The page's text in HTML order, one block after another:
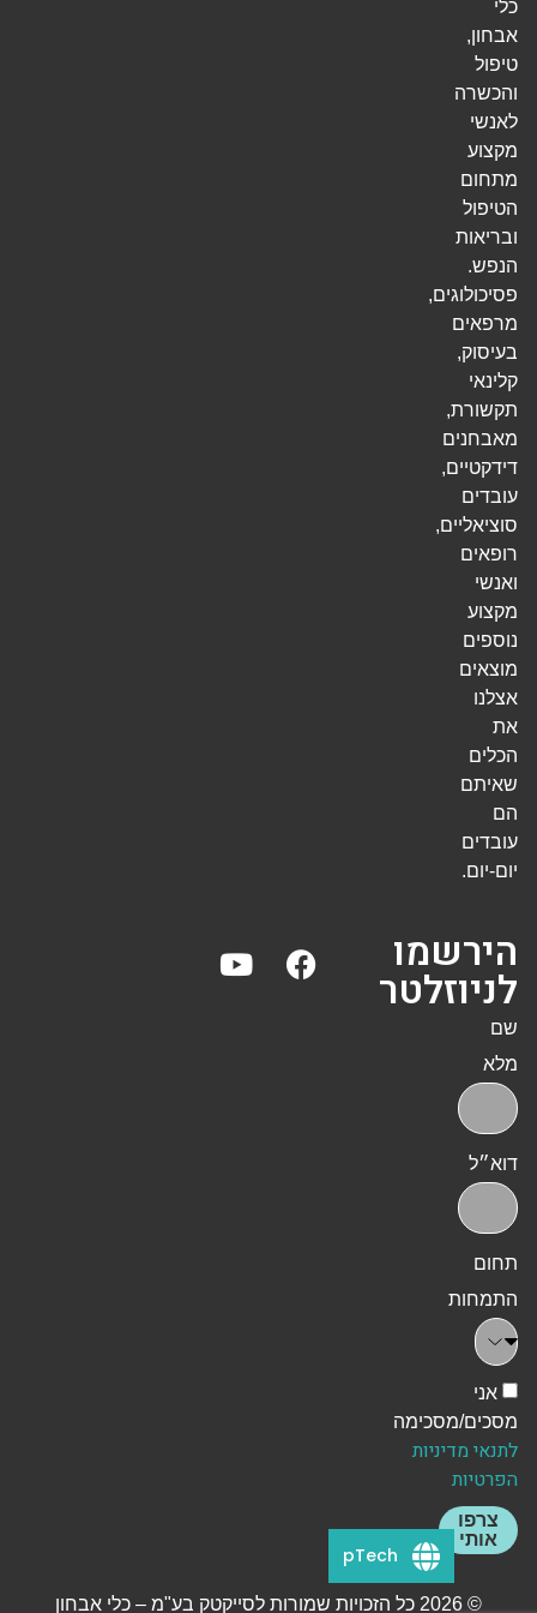
כלי
אבחון,
טיפול
והכשרה
לאנשי
מקצוע
מתחום
הטיפול
ובריאות
הנפש.
פסיכולוגים,
מרפאים
בעיסוק,
קלינאי
תקשורת,
מאבחנים
דידקטיים,
עובדים
סוציאליים,
רופאים
ואנשי
מקצוע
נוספים
מוצאים
אצלנו
את
הכלים
שאיתם
הם
עובדים
יום-יום.
הירשמו
לניוזלטר
שם
מלא
דוא״ל
תחום
התמחות
אני
מסכים/מסכימה
לתנאי מדיניות
הפרטיות
צרפו
אותי
© 2026 כל הזכויות שמורות לסייקטק בע"מ – כלי אבחון
pTech